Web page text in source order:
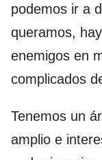
podemos ir a
queramos,
enemigos en
complicados
Tenemos un
amplio e